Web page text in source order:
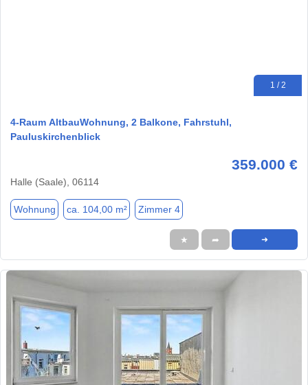
1 / 2
4-Raum AltbauWohnung, 2 Balkone, Fahrstuhl,
Pauluskirchenblick
359.000 €
Halle (Saale), 06114
Wohnung ca. 104,00 m² Zimmer 4
★ ➦ ➜